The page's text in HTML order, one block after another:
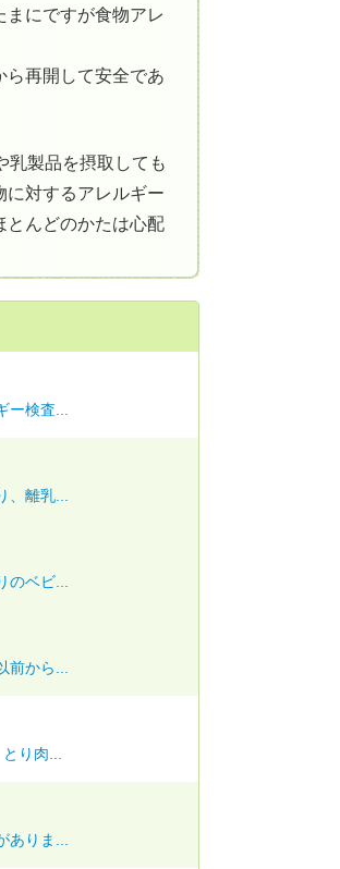
にですが食物アレ
ら再開して安全であ
乳製品を摂取しても
に対するアレルギー
とんどのかたは心配
検査...
離乳...
ベビ...
から...
り肉...
りま...